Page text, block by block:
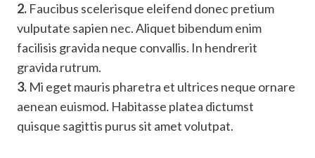
2. Faucibus scelerisque eleifend donec pretium
vulputate sapien nec. Aliquet bibendum enim
facilisis gravida neque convallis. In hendrerit
gravida rutrum.
3. Mi eget mauris pharetra et ultrices neque ornare
aenean euismod. Habitasse platea dictumst
quisque sagittis purus sit amet volutpat.